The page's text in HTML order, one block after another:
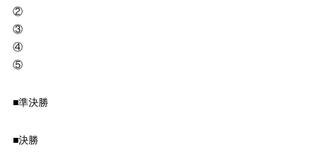
②
③
④
⑤
■準決勝
■決勝